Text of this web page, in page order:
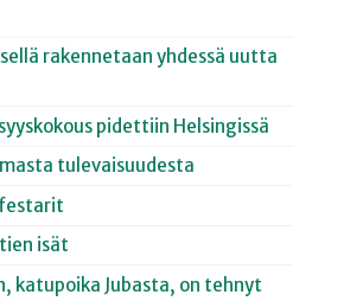
rakennetaan yhdessä uutta
pidettiin Helsingissä
tulevaisuudesta
isät
katupoika Jubasta, on tehnyt